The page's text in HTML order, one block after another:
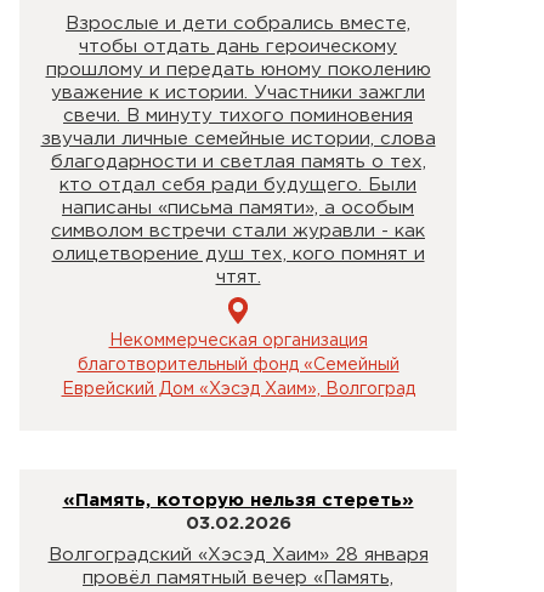
Взрослые и дети собрались вместе,
чтобы отдать дань героическому
прошлому и передать юному поколению
уважение к истории. Участники зажгли
свечи. В минуту тихого поминовения
звучали личные семейные истории, слова
благодарности и светлая память о тех,
кто отдал себя ради будущего. Были
написаны «письма памяти», а особым
символом встречи стали журавли - как
олицетворение душ тех, кого помнят и
чтят.
Некоммерческая организация
благотворительный фонд «Семейный
Еврейский Дом «Хэсэд Хаим», Волгоград
«Память, которую нельзя стереть»
03.02.2026
Волгоградский «Хэсэд Хаим» 28 января
провёл памятный вечер «Память,